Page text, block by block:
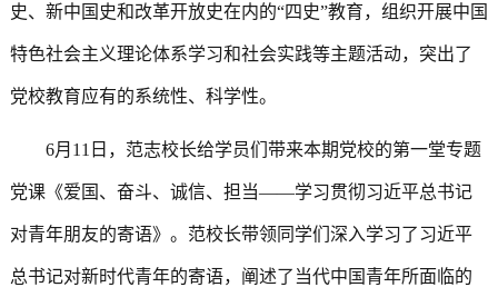
史、新中国史和改革开放史在内的“四史”教育，组织开展中国
特色社会主义理论体系学习和社会实践等主题活动，突出了
党校教育应有的系统性、科学性。
6月11日，范志校长给学员们带来本期党校的第一堂专题
党课《爱国、奋斗、诚信、担当——学习贯彻习近平总书记
对青年朋友的寄语》。范校长带领同学们深入学习了习近平
总书记对新时代青年的寄语，阐述了当代中国青年所面临的